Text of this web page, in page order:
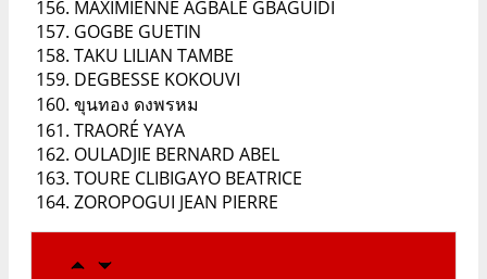
MAXIMIENNE AGBALE GBAGUIDI
GOGBE GUETIN
TAKU LILIAN TAMBE
DEGBESSE KOKOUVI
ขุนทอง ดงพรหม
TRAORÉ YAYA
OULADJIE BERNARD ABEL
TOURE CLIBIGAYO BEATRICE
ZOROPOGUI JEAN PIERRE